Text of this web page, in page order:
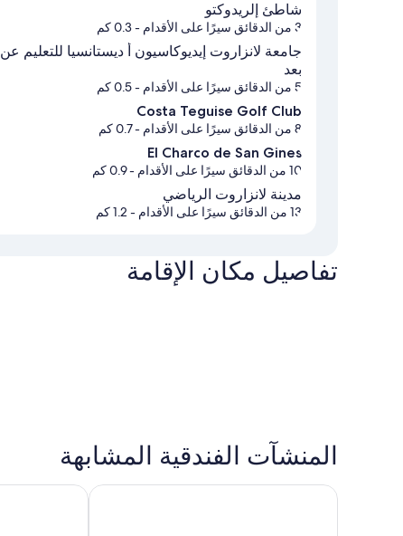
شاطئ إلريدوكتو
3 من الدقائق سيرًا على الأقدام - 0.3 كم
جامعة لانزاروت إيديوكاسيون أ ديستانسيا للتعليم عن
بعد
5 من الدقائق سيرًا على الأقدام - 0.5 كم
Costa Teguise Golf Club
8 من الدقائق سيرًا على الأقدام - 0.7 كم
El Charco de San Gines
10 من الدقائق سيرًا على الأقدام - 0.9 كم
مدينة لانزاروت الرياضي
13 من الدقائق سيرًا على الأقدام - 1.2 كم
تفاصيل مكان الإقامة
المنشآت الفندقية المشابهة
راديسون بلو ريزورت لانزاروت - لبالتس ٔنلي +16هوتل لانسلوت